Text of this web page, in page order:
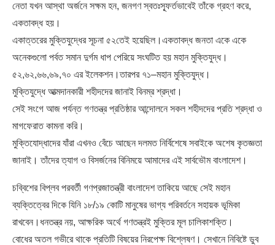
নেতা যখন আস্থা অর্জনে সক্ষম হন, জনগণ স্বতঃস্ফূর্তভাবেই তাঁকে গ্রহণ করে,
একতাবদ্ধ হয়।
একাত্তরের মুক্তিযুদ্ধের সূচনা ৫২তেই হয়েছিল।একতাবদ্ধ জনতা একে একে
অনেকগুলো পর্বত সমান দুর্গম ধাপ পেরিয়ে সংঘটিত হয় মহান মুক্তিযুদ্ধ।
৫২,৬২,৬৬,৬৯,৭০ এর ইলেকশন।তারপর ৭১–মহান মুক্তিযুদ্ধ।
মুক্তিযুদ্ধে আত্মদানকারী শহীদদের জানাই বিনম্র শ্রদ্ধা।
সেই সংগে আজ পর্যন্ত গণতন্ত্র প্রতিষ্ঠার আন্দোলনে সকল শহীদদের প্রতি শ্রদ্ধা ও
মাগফেরাত কামনা করি।
মুক্তিযোদ্ধাদের যাঁরা এখনও বেঁচে আছেন দলমত নির্বিশেষে সবাইকে অশেষ কৃতজ্ঞতা
জানাই। তাঁদের ত্যাগ ও বিসর্জনের বিনিময়ে আমাদের এই সার্বভৌম বাংলাদেশ।
চব্বিশের বিপ্লব পরবর্তী গণপ্রজাতন্ত্রী বাংলাদেশ তাকিয়ে আছে সেই মহান
ব্যক্তিত্বের দিকে যিনি ১৮/১৯ কোটি মানুষের ভাগ্য পরিবর্তনে সহায়ক ভূমিকা
রাখবেন।ধনতন্ত্র নয়, আক্ষরিক অর্থে গণতন্ত্রই মুক্তির মূল চালিকাশক্তি।
বোধের অতল গভীরে থাকে প্রতিটি বিষয়ের নিরপেক্ষ বিশ্লেষণ। সেখানে নিবিষ্টে ডুব